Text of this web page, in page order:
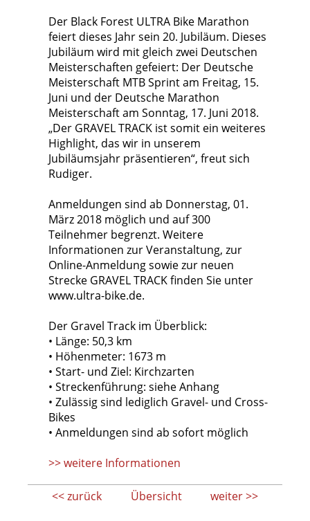
Der Black Forest ULTRA Bike Marathon
feiert dieses Jahr sein 20. Jubiläum. Dieses
Jubiläum wird mit gleich zwei Deutschen
Meisterschaften gefeiert: Der Deutsche
Meisterschaft MTB Sprint am Freitag, 15.
Juni und der Deutsche Marathon
Meisterschaft am Sonntag, 17. Juni 2018.
„Der GRAVEL TRACK ist somit ein weiteres
Highlight, das wir in unserem
Jubiläumsjahr präsentieren“, freut sich
Rudiger.
Anmeldungen sind ab Donnerstag, 01.
März 2018 möglich und auf 300
Teilnehmer begrenzt. Weitere
Informationen zur Veranstaltung, zur
Online-Anmeldung sowie zur neuen
Strecke GRAVEL TRACK finden Sie unter
www.ultra-bike.de.
Der Gravel Track im Überblick:
• Länge: 50,3 km
• Höhenmeter: 1673 m
• Start- und Ziel: Kirchzarten
• Streckenführung: siehe Anhang
• Zulässig sind lediglich Gravel- und Cross-
Bikes
• Anmeldungen sind ab sofort möglich
>> weitere Informationen
<< zurück weiter >>
Übersicht